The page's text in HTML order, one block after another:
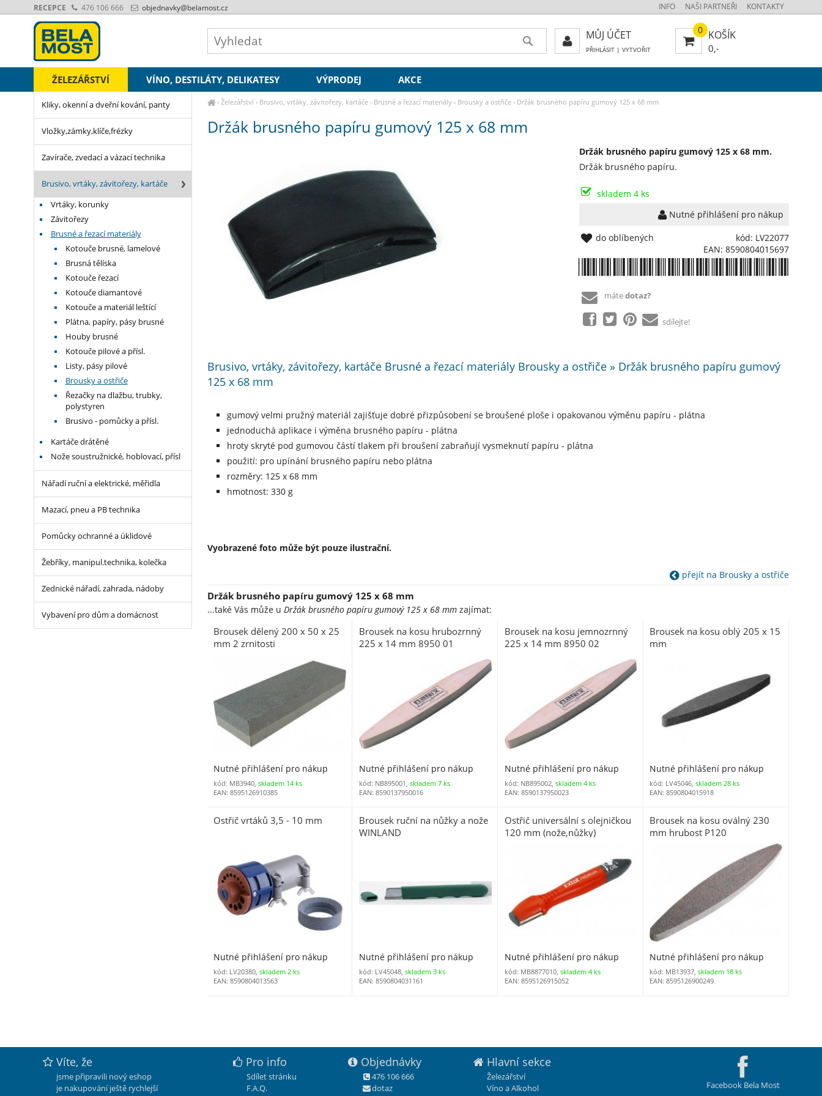
› Železářství› Brusivo, vrtáky, závitořezy, kartáče› Brusné a řezací materiály› Brousky a ostřiče› Držák brusného papíru gumový 125 x 68 mm
Držák brusného papíru gumový 125 x 68 mm
Držák brusného papíru gumový 125 x 68 mm.
Držák brusného papíru.
skladem 4 ks
Nutné přihlášení pro nákup
kód: LV22077
EAN: 8590804015697
do oblíbených
mátedotaz?
sdílejte!
Brusivo, vrtáky, závitořezy, kartáče Brusné a řezací materiály Brousky a ostřiče » Držák brusného papíru gumový
125 x 68 mm
gumový velmi pružný materiál zajišťuje dobré přizpůsobení se broušené ploše i opakovanou výměnu papíru - plátna
jednoduchá aplikace i výměna brusného papíru - plátna
hroty skryté pod gumovou částí tlakem při broušení zabraňují vysmeknutí papíru - plátna
použití: pro upínání brusného papíru nebo plátna
rozměry: 125 x 68 mm
hmotnost: 330 g
Vyobrazené foto může být pouze ilustrační.
přejít na Brousky a ostřiče
Držák brusného papíru gumový 125 x 68 mm
...také Vás může u Držák brusného papíru gumový 125 x 68 mmzajímat:
Brousek dělený 200 x 50 x 25
mm 2 zrnitosti
Nutné přihlášení pro nákup
kód: MB3940,skladem 14 ks
EAN: 8595126910385
Brousek na kosu hrubozrnný
225 x 14 mm 8950 01
Nutné přihlášení pro nákup
kód: NB895001, skladem 7 ks
EAN: 8590137950016
Brousek na kosu jemnozrnný
225 x 14 mm 8950 02
Nutné přihlášení pro nákup
kód: NB895002, skladem 4 ks
EAN: 8590137950023
Brousek na kosu oblý 205 x 15
mm
Nutné přihlášení pro nákup
kód: LV45046,skladem 28 ks
EAN: 8590804015918
Ostřič vrtáků 3,5 - 10 mm
Nutné přihlášení pro nákup
kód: LV20380,skladem 2 ks
EAN: 8590804013563
Brousek ruční na nůžky a nože
WINLAND
Nutné přihlášení pro nákup
kód: LV45048, skladem 3 ks
EAN: 8590804031161
Ostřič universální s olejničkou
120 mm (nože,nůžky)
Nutné přihlášení pro nákup
kód: MB8877010, skladem 4 ks
EAN: 8595126915052
Brousek na kosu oválný 230
mm hrubost P120
Nutné přihlášení pro nákup
kód: MB13937,skladem 18 ks
EAN: 8595126900249
Kliky, okenní a dveřní kování, panty
Vložky,zámky,klíče,frézky
Zavírače, zvedací a vázací technika
Brusivo, vrtáky, závitořezy, kartáče
Vrtáky, korunky
Závitořezy
Brusné a řezací materiály
Kotouče brusné, lamelové
Brusná tělíska
Kotouče řezací
Kotouče diamantové
Kotouče a materiál leštící
Plátna, papíry, pásy brusné
Houby brusné
Kotouče pilové a přísl.
Listy, pásy pilové
Brousky a ostřiče
Řezačky na dlažbu, trubky,
polystyren
Brusivo - pomůcky a přísl.
Kartáče drátěné
Nože soustružnické, hoblovací, přísl
Nářadí ruční a elektrické, měřidla
Mazací, pneu a PB technika
Pomůcky ochranné a úklidové
Žebříky, manipul.technika, kolečka
Zednické nářadí, zahrada, nádoby
Vybavení pro dům a domácnost
ŽELEZÁŘSTVÍ VÍNO, DESTILÁTY, DELIKATESY VÝPRODEJ AKCE
INFO NAŠI PARTNEŘI KONTAKTY
RECEPCE 476 106 666 objednavky@belamost.cz
0 KOŠÍK
0,-
MŮJ ÚČET
PŘIHLÁSIT| VYTVOŘIT
Facebook Bela Most
Víte, že
jsme připravili nový eshop
je nakupování ještě rychlejší
Pro info
Sdílet stránku
F.A.Q.
Objednávky
476 106 666
dotaz
Hlavní sekce
Železářství
Víno a Alkohol